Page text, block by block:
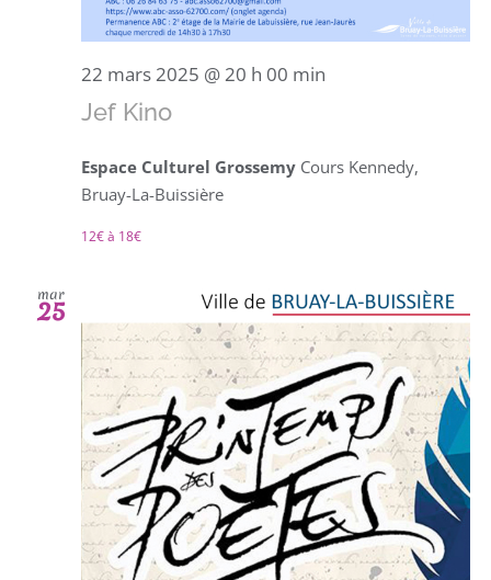
22 mars 2025 @ 20 h 00 min
Jef Kino
Espace Culturel Grossemy Cours Kennedy,
Bruay-La-Buissière
12€ à 18€
mar
25